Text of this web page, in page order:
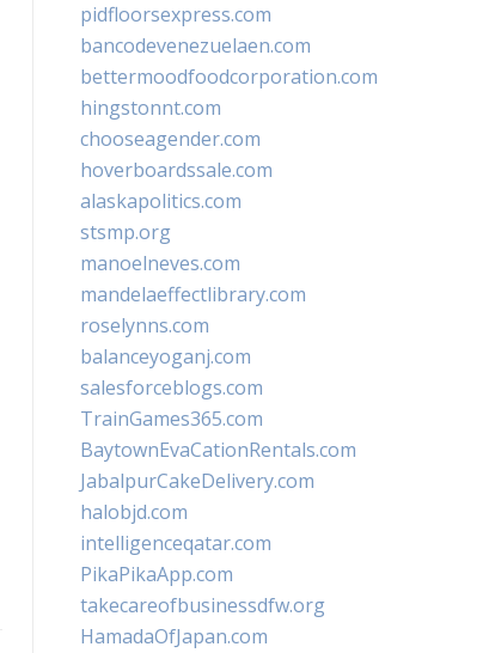
pidfloorsexpress.com
bancodevenezuelaen.com
bettermoodfoodcorporation.com
hingstonnt.com
chooseagender.com
hoverboardssale.com
alaskapolitics.com
stsmp.org
manoelneves.com
mandelaeffectlibrary.com
roselynns.com
balanceyoganj.com
salesforceblogs.com
TrainGames365.com
BaytownEvaCationRentals.com
JabalpurCakeDelivery.com
halobjd.com
intelligenceqatar.com
PikaPikaApp.com
takecareofbusinessdfw.org
HamadaOfJapan.com